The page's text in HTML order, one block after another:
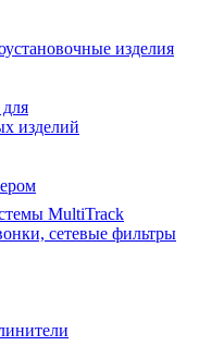
изделия
изделий
MultiTrack
сетевые фильтры